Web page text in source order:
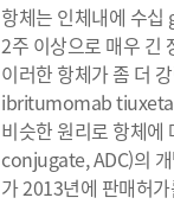
항체는 인체내에 수십
2주 이상으로 매우 긴
이러한 항체가 좀 더
ibritumomab
비슷한 원리로 항체
conjugate, ADC)의
가 2013년에 판매허